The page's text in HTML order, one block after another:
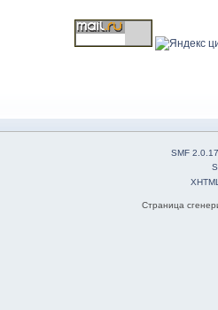
SMF 2.0.17
Страница